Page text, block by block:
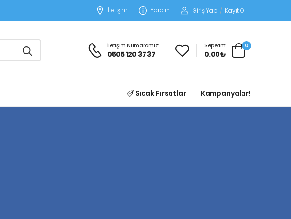
İletişim Yardım Giriş Yap / Kayıt Ol
İletişim Numaramız:
0505 120 37 37
Sepetim:
0.00 ₺
0
Sıcak Fırsatlar Kampanyalar!